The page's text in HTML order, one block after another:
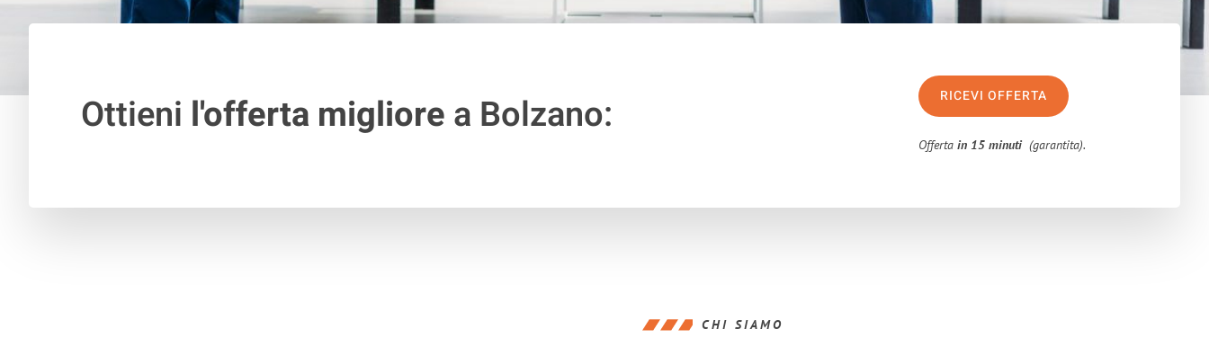
Ottieni l'offerta migliorea Bolzano: RICEVI OFFERTA
Offertain 15 minuti (garantita).
CHI SIAMO